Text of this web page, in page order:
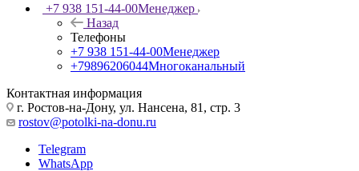
+7 938 151-44-00Менеджер
Назад
Телефоны
+7 938 151-44-00Менеджер
+79896206044Многоканальный
Контактная информация
г. Ростов-на-Дону, ул. Нансена, 81, стр. 3
rostov@potolki-na-donu.ru
Telegram
WhatsApp